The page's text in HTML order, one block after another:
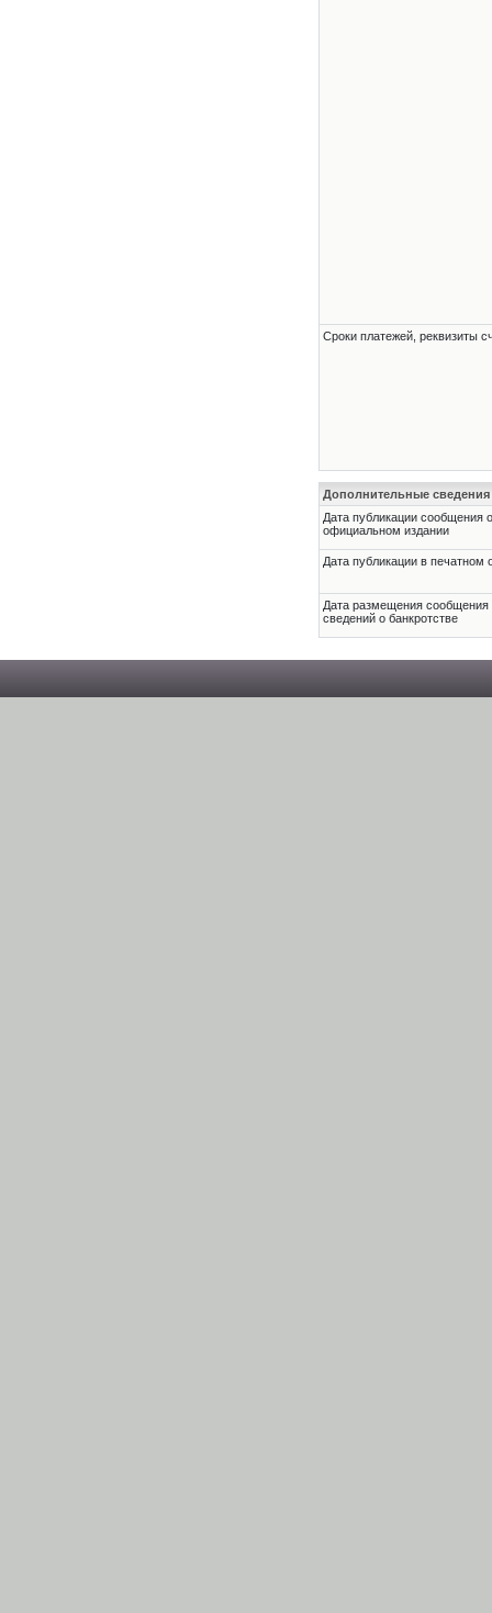
Сроки платежей, реквизиты
Дополнительные сведения
Дата публикации сообщения
официальном издании
Дата публикации в печатном
Дата размещения
сведений о банкротстве